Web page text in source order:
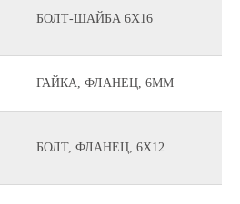
БОЛТ-ШАЙБА 6X16
ГАЙКА, ФЛАНЕЦ, 6MM
БОЛТ, ФЛАНЕЦ, 6X12